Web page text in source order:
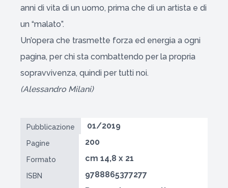
anni di vita di un uomo, prima che di un artista e di
un “malato”.
Un’opera che trasmette forza ed energia a ogni
pagina, per chi sta combattendo per la propria
sopravvivenza, quindi per tutti noi.
(Alessandro Milani)
Pubblicazione 01/2019
Pagine 200
Formato cm 14,8 x 21
ISBN 9788865377277